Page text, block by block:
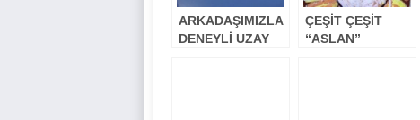
ARKADAŞIMIZLA
DENEYLİ UZAY
ÇEŞİT ÇEŞİT
“ASLAN”